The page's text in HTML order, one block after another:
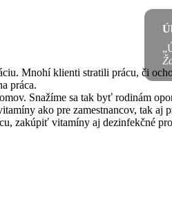
Mnohí klienti stratili prácu, či
práca.
Snažíme sa tak byť rodinám
ako pre zamestnancov, tak aj
zakúpiť vitamíny aj dezinfekčné